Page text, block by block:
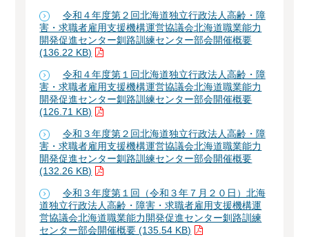
令和４年度第２回北海道独立行政法人高齢・障
害・求職者雇用支援機構運営協議会北海道職業能力
開発促進センター釧路訓練センター部会開催概要
(136.22 KB)
令和４年度第１回北海道独立行政法人高齢・障
害・求職者雇用支援機構運営協議会北海道職業能力
開発促進センター釧路訓練センター部会開催概要
(126.71 KB)
令和３年度第２回北海道独立行政法人高齢・障
害・求職者雇用支援機構運営協議会北海道職業能力
開発促進センター釧路訓練センター部会開催概要
(132.26 KB)
令和３年度第１回（令和３年７月２０日）北海
道独立行政法人高齢・障害・求職者雇用支援機構運
営協議会北海道職業能力開発促進センター釧路訓練
センター部会開催概要 (135.54 KB)